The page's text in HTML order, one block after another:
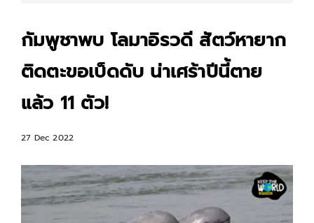
กัมพูชาพบ โลมาอิรวดี สัตว์หายาก
ติดตะขอเบ็ดดับ น่าเศร้าปีนี้ตาย
แล้ว 11 ตัว!
27 Dec 2022